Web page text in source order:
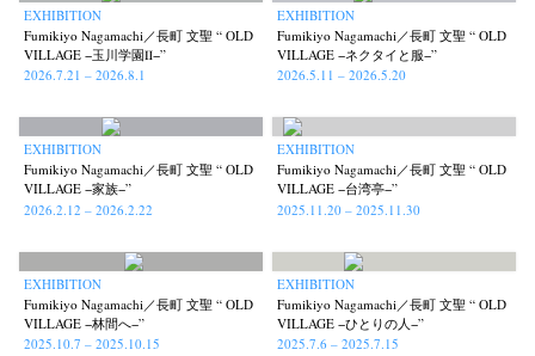
EXHIBITION
Fumikiyo Nagamachi／長町 文聖 “ OLD
VILLAGE −玉川学園Ⅱ−”
2026.7.21 – 2026.8.1
EXHIBITION
Fumikiyo Nagamachi／長町 文聖 “ OLD
VILLAGE −ネクタイと服−”
2026.5.11 – 2026.5.20
EXHIBITION
Fumikiyo Nagamachi／長町 文聖 “ OLD
VILLAGE −家族−”
2026.2.12 – 2026.2.22
EXHIBITION
Fumikiyo Nagamachi／長町 文聖 “ OLD
VILLAGE −台湾亭−”
2025.11.20 – 2025.11.30
EXHIBITION
Fumikiyo Nagamachi／長町 文聖 “ OLD
VILLAGE −林間へ−”
2025.10.7 – 2025.10.15
EXHIBITION
Fumikiyo Nagamachi／長町 文聖 “ OLD
VILLAGE −ひとりの人−”
2025.7.6 – 2025.7.15